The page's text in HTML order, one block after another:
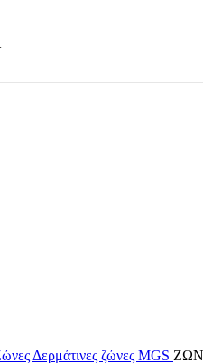
Δερμάτινες ζώνες MGS